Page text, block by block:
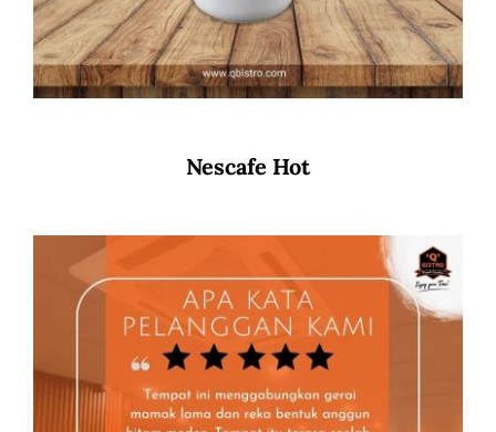
Nescafe Hot